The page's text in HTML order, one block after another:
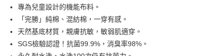
街口支付
悠遊付
Google Pay
專為兒童設計的機能布料。
「完勝」純棉、混紡棉，一穿有感。
天然基底材質，親膚抗敏，敏弱肌適穿。
SGS檢驗認證！抗菌99.9%，消臭率98%。